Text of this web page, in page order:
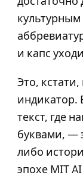
и капс
Это,
индикатор.
текст, где
буквами, —
либо
эпохе MIT